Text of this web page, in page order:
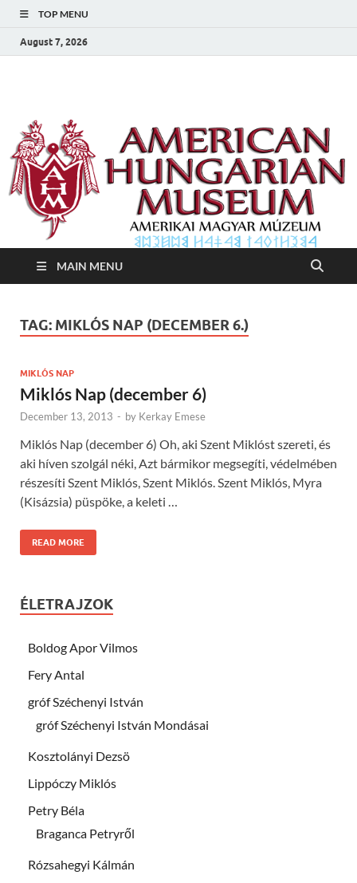
TOP MENU
August 7, 2026
Amerikai Magyar
Múzeum
MAIN MENU
TAG: MIKLÓS NAP (DECEMBER 6.)
MIKLÓS NAP
Miklós Nap (december 6)
December 13, 2013 - by Kerkay Emese
Miklós Nap (december 6) Oh, aki Szent Miklóst szereti, és
aki híven szolgál néki, Azt bármikor megsegíti, védelmében
részesíti Szent Miklós, Szent Miklós. Szent Miklós, Myra
(Kisázsia) püspöke, a keleti …
READ MORE
ÉLETRAJZOK
Boldog Apor Vilmos
Fery Antal
gróf Széchenyi István
gróf Széchenyi István Mondásai
Kosztolányi Dezsö
Lippóczy Miklós
Petry Béla
Braganca Petryről
Rózsahegyi Kálmán